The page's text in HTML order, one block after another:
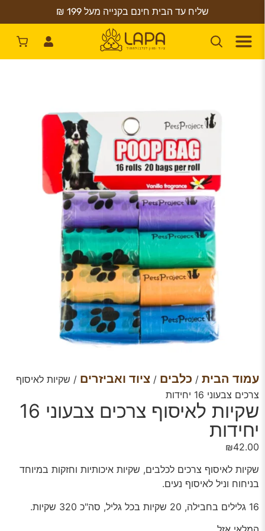
שליח עד הבית חינם בקנייה מעל 199 ₪
עמוד הבית / כלבים / ציוד ואביזרים / שקיות לאיסוף
צרכים צבעוני 16 יחידות
שקיות לאיסוף צרכים צבעוני 16
יחידות
₪42.00
שקיות לאיסוף צרכים לכלבים, שקיות איכותיות וחזקות במיוחד
בניחוח וניל לאיסוף נעים.
16 גלילים בחבילה, 20 שקיות בכל גליל, סה"כ 320 שקיות.